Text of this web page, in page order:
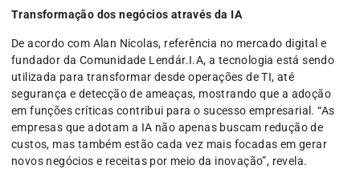
Transformação dos negócios através da IA
De acordo com Alan Nicolas, referência no mercado digital e
fundador da Comunidade Lendár.I.A, a tecnologia está sendo
utilizada para transformar desde operações de TI, até
segurança e detecção de ameaças, mostrando que a adoção
em funções críticas contribui para o sucesso empresarial. “As
empresas que adotam a IA não apenas buscam redução de
custos, mas também estão cada vez mais focadas em gerar
novos negócios e receitas por meio da inovação”, revela.